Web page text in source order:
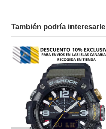
También podría interesarle